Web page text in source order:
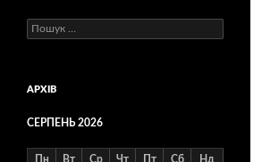
Пошук:
АРХІВ
СЕРПЕНЬ 2026
Пн Вт Ср Чт Пт Сб Нд